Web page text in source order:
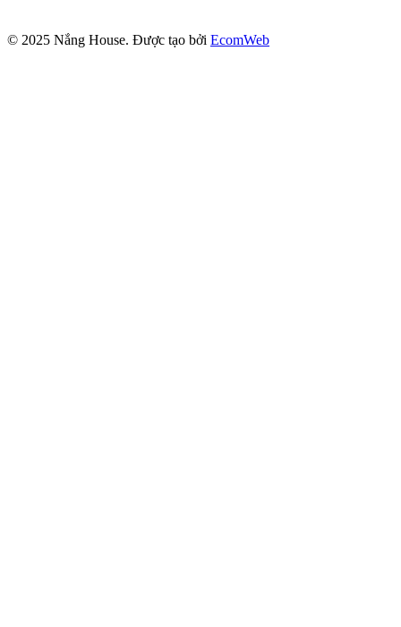
© 2025 Nắng House. Được tạo bởi EcomWeb